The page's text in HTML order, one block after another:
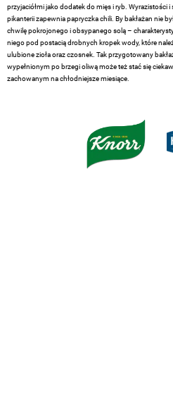
przyjaciółmi jako dodatek do mięs i ryb. Wyrazistości
pikanterii zapewnia papryczka chili. By bakłażan nie
chwilę pokrojonego i obsypanego solą –
niego pod postacią drobnych kropek wody, które
ulubione zioła oraz czosnek. Tak przygotowany
wypełnionym po brzegi oliwą może też stać się
zachowanym na chłodniejsze miesiące.